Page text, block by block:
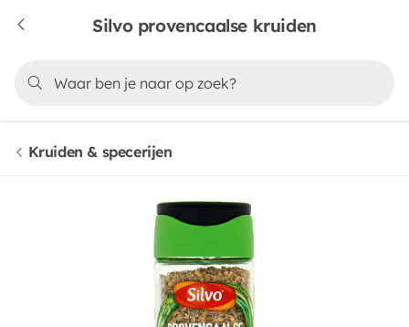
Silvo provencaalse kruiden
Kruiden & specerijen